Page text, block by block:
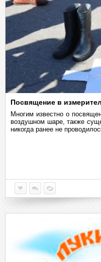
Посвящение в
Многим известно о
воздушном шаре, также
никогда ранее не